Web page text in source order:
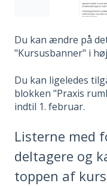
Du kan ændre på
"Kursusbanner" i
Du kan ligeledes
blokken "Praxis
indtil 1. februar.
Listerne med
deltagere og
toppen af